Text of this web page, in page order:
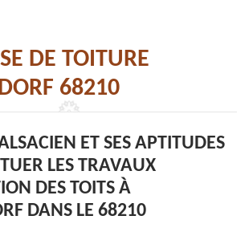
DE TOITURE
68210
ET SES APTITUDES
LES TRAVAUX
DES TOITS À
DANS LE 68210